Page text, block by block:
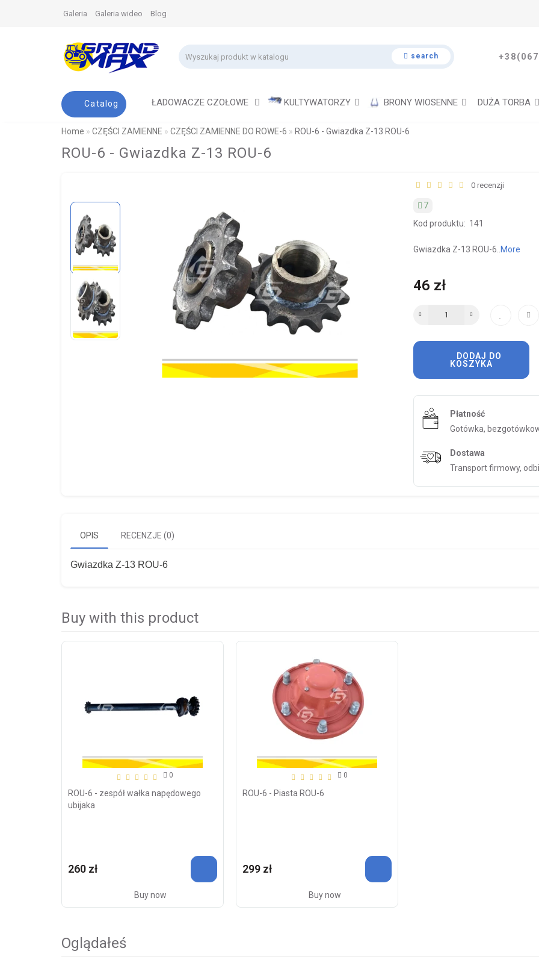
Galeria Galeria wideo Blog
search
Catalog ŁADOWACZE CZOŁOWE KULTYWATORZY BRONY WIOSENNE DUŻA TORBA
Home CZĘŚCI ZAMIENNE CZĘŚCI ZAMIENNE DO ROWE-6 ROU-6 - Gwiazdka Z-13 ROU-6
ROU-6 - Gwiazdka Z-13 ROU-6
0 recenzji
7
Kod produktu: 141
Gwiazdka Z-13 ROU-6.. More
46 zł
KOSZYKA
Płatność
Gotówka,
Dostawa
Transport firmowy,
OPIS RECENZJE (0)
Gwiazdka Z-13 ROU-6
Buy with this product
0
ROU-6 - zespół wałka napędowego
ubijaka
260 zł
Buy now
0
ROU-6 - Piasta ROU-6
299 zł
Buy now
Oglądałeś